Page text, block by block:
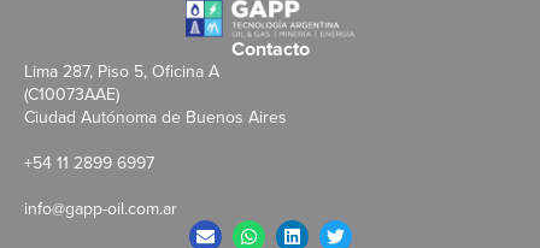
Contacto
Lima 287, Piso 5, Oficina A
(C10073AAE)
Ciudad Autónoma de Buenos Aires
+54 11 2899 6997
info@gapp-oil.com.ar